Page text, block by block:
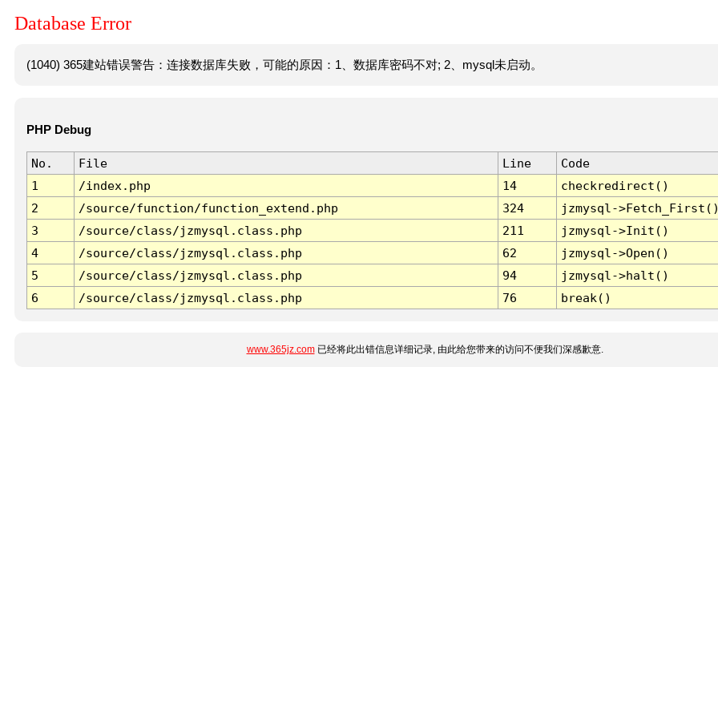
Database Error
(1040) 365建站错误警告：连接数据库失败，可能的原因：1、数据库密码不对; 2、mysql未启动。
PHP Debug
No. File Line
Code
1
/index.php 14
checkredirect()
2
/source/function/function_extend.php 324
jzmysql-
3
/source/class/jzmysql.class.php 211
jzmysql->Init()
4
/source/class/jzmysql.class.php 62
jzmysql->Open()
5
/source/class/jzmysql.class.php 94
jzmysql->halt()
6
/source/class/jzmysql.class.php 76 break()
www.365jz.com已经将此出错信息详细记录, 由此给您带来的访问不便我们深感歉意.